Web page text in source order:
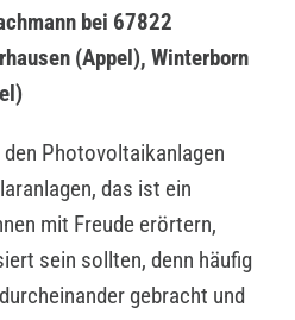
bei 67822
(Appel), Winterborn
Photovoltaikanlagen
das ist ein
mit Freude erörtern,
sein sollten, denn häufig
gebracht und